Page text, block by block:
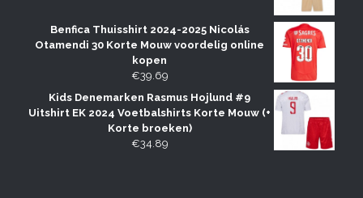
Benfica Thuisshirt 2024-2025 Nicolás
Otamendi 30 Korte Mouw voordelig online
kopen
€39.69
Kids Denemarken Rasmus Hojlund #9
Uitshirt EK 2024 Voetbalshirts Korte Mouw (+
Korte broeken)
€34.89